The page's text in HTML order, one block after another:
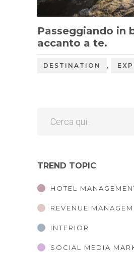
Passeggiando in
accanto a te.
DESTINATION ,
TREND TOPIC
HOTEL
REVENUE
INTERIOR
SOCIAL MEDIA